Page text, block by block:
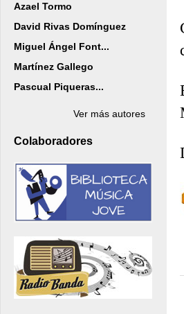
Azael Tormo
David Rivas Domínguez
Miguel Ángel Font...
Martínez Gallego
Pascual Piqueras...
Ver más autores
Colaboradores